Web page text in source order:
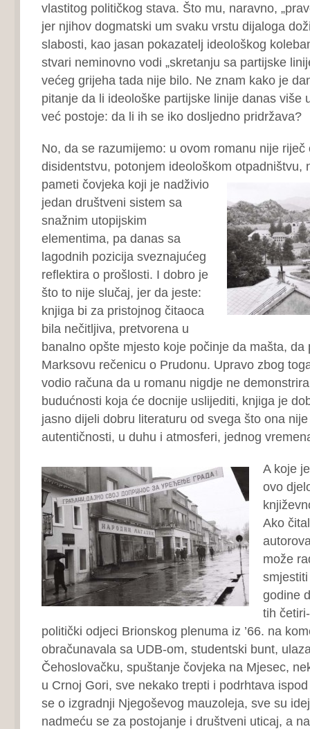
vlastitog političkog stava. Što mu, naravno,
jer njihov dogmatski um svaku vrstu dijaloga
slabosti, kao jasan pokazatelj ideološkog
stvari neminovno vodi „skretanju sa partijske
većeg grijeha tada nije bilo. Ne znam kako je
pitanje da li ideološke partijske linije danas više
već postoje: da li ih se iko dosljedno pridržava?
No, da se razumijemo: u ovom romanu nije riječ
disidentstvu, potonjem ideološkom otpadništvu,
pameti čovjeka koji je nadživio
jedan društveni sistem sa
snažnim utopijskim
elementima, pa danas sa
lagodnih pozicija sveznajućeg
reflektira o prošlosti. I dobro je
što to nije slučaj, jer da jeste:
knjiga bi za pristojnog čitaoca
bila nečitljiva, pretvorena u
banalno opšte mjesto koje počinje da mašta, da
Marksovu rečenicu o Prudonu. Upravo zbog
vodio računa da u romanu nigdje ne
budućnosti koja će docnije uslijediti, knjiga je
jasno dijeli dobru literaturu od svega što ona
autentičnosti, u duhu i atmosferi, jednog
A koje
ovo
Ako
može
godine
tih
politički odjeci Brionskog plenuma iz ’66. na
obračunavala sa UDB-om, studentski bunt,
Čehoslovačku, spuštanje čovjeka na Mjesec,
u Crnoj Gori, sve nekako trepti i podrhtava
se o izgradnji Njegoševog mauzoleja, sve su
nadmeću se za postojanje i društveni uticaj, a